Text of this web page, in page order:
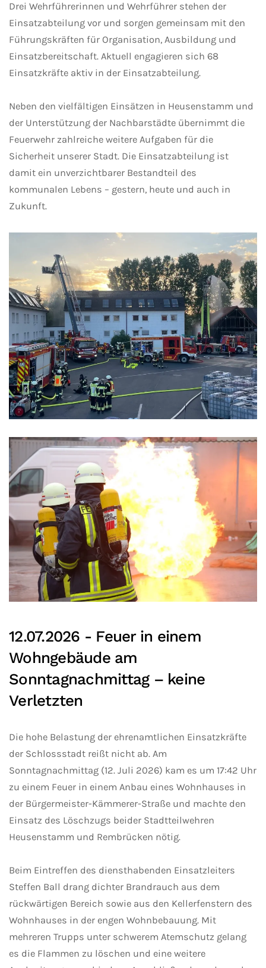
Drei Wehrführerinnen und Wehrführer stehen der
Einsatzabteilung vor und sorgen gemeinsam mit den
Führungskräften für Organisation, Ausbildung und
Einsatzbereitschaft. Aktuell engagieren sich 68
Einsatzkräfte aktiv in der Einsatzabteilung.
Neben den vielfältigen Einsätzen in Heusenstamm und
der Unterstützung der Nachbarstädte übernimmt die
Feuerwehr zahlreiche weitere Aufgaben für die
Sicherheit unserer Stadt. Die Einsatzabteilung ist
damit ein unverzichtbarer Bestandteil des
kommunalen Lebens – gestern, heute und auch in
Zukunft.
12.07.2026 - Feuer in einem
Wohngebäude am
Sonntagnachmittag – keine
Verletzten
Die hohe Belastung der ehrenamtlichen Einsatzkräfte
der Schlossstadt reißt nicht ab. Am
Sonntagnachmittag (12. Juli 2026) kam es um 17:42 Uhr
zu einem Feuer in einem Anbau eines Wohnhauses in
der Bürgermeister-Kämmerer-Straße und machte den
Einsatz des Löschzugs beider Stadtteilwehren
Heusenstamm und Rembrücken nötig.
Beim Eintreffen des diensthabenden Einsatzleiters
Steffen Ball drang dichter Brandrauch aus dem
rückwärtigen Bereich sowie aus den Kellerfenstern des
Wohnhauses in der engen Wohnbebauung. Mit
mehreren Trupps unter schwerem Atemschutz gelang
es die Flammen zu löschen und eine weitere